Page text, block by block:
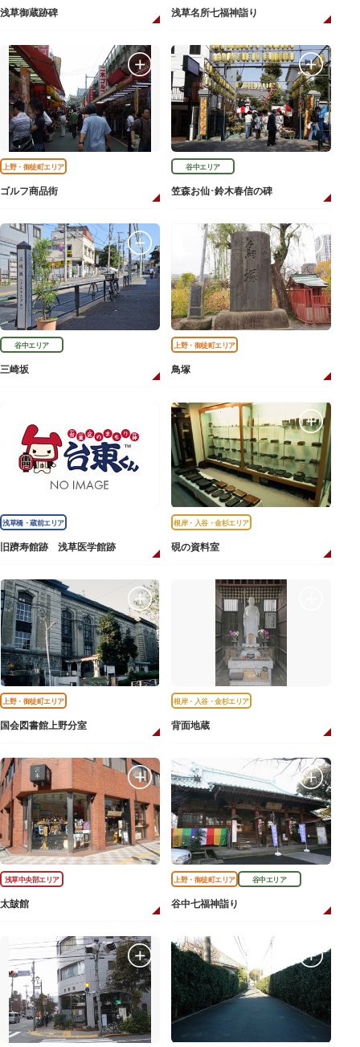
浅草御蔵跡碑 浅草名所七福神詣り
上野・御徒町エリア
ゴルフ商品街
谷中エリア
笠森お仙･鈴木春信の碑
谷中エリア
三崎坂
上野・御徒町エリア
鳥塚
浅草橋・蔵前エリア
旧躋寿館跡 浅草医学館跡
根岸・入谷・金杉エリア
硯の資料室
上野・御徒町エリア
国会図書館上野分室
根岸・入谷・金杉エリア
背面地蔵
浅草中央部エリア
太皷館
上野・御徒町エリア 谷中エリア
谷中七福神詣り